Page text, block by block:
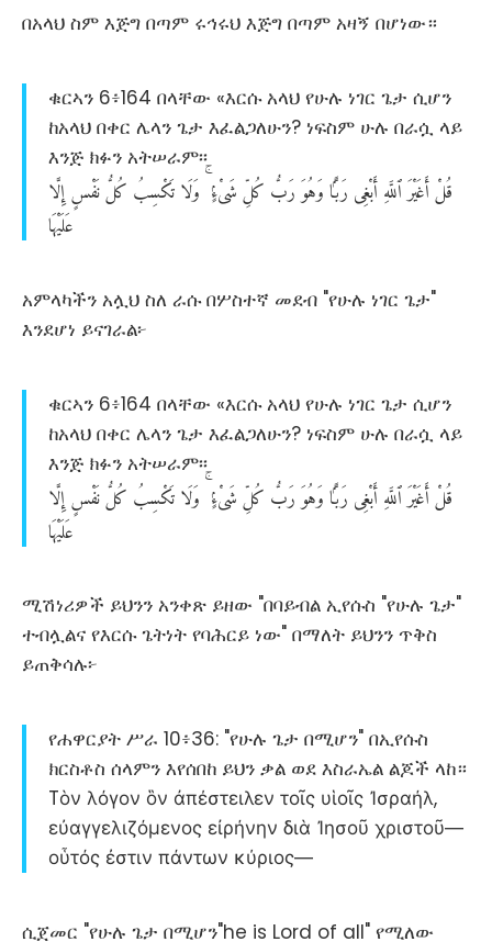
በአላህ ስም እጅግ በጣም ሩኅሩህ እጅግ በጣም አዛኝ በሆነው።
ቁርኣን 6፥164 በላቸው «እርሱ አላህ የሁሉ ነገር ጌታ ሲሆን
ከአላህ በቀር ሌላን ጌታ እፈልጋለሁን? ነፍስም ሁሉ በራሷ ላይ
እንጅ ክፉን አትሠራም፡፡
قُلْأَغَيْرَٱللَّهِأَبْغِىرَبًّۭاوَهُوَرَبُّكُلِّشَىْءٍۢ وَلَاتَكْسِبُكُلُّنَفْسٍإِلَّا
عَلَيْهَا
አምላካችን አሏህ ስለ ራሱ በሦስተኛ መደብ "የሁሉ ነገር ጌታ"
እንደሆነ ይናገራል፦
ቁርኣን 6፥164 በላቸው «እርሱ አላህ የሁሉ ነገር ጌታ ሲሆን
ከአላህ በቀር ሌላን ጌታ እፈልጋለሁን? ነፍስም ሁሉ በራሷ ላይ
እንጅ ክፉን አትሠራም፡፡
قُلْأَغَيْرَٱللَّهِأَبْغِىرَبًّۭاوَهُوَرَبُّكُلِّشَىْءٍۢ وَلَاتَكْسِبُكُلُّنَفْسٍإِلَّا
عَلَيْهَا
ሚሽነሪዎች ይህንን አንቀጽ ይዘው "በባይብል ኢየሱስ "የሁሉ ጌታ"
ተብሏልና የእርሱ ጌትነት የባሕርይ ነው" በማለት ይህንን ጥቅስ
ይጠቅሳሉ፦
የሐዋርያት ሥራ 10፥36: "የሁሉ ጌታ በሚሆን" በኢየሱስ
ክርስቶስ ሰላምን እየሰበከ ይህን ቃል ወደ እስራኤል ልጆች ላከ።
Tὸν λόγον ὃν ἀπέστειλεν τοῖς υἱοῖς Ἰσραήλ,
εὐαγγελιζόμενος εἰρήνην διὰ Ἰησοῦ χριστοῦ―
οὗτός ἐστιν πάντων κύριος―
ሲጀመር "የሁሉ ጌታ በሚሆን"he is Lord of all" የሚለው